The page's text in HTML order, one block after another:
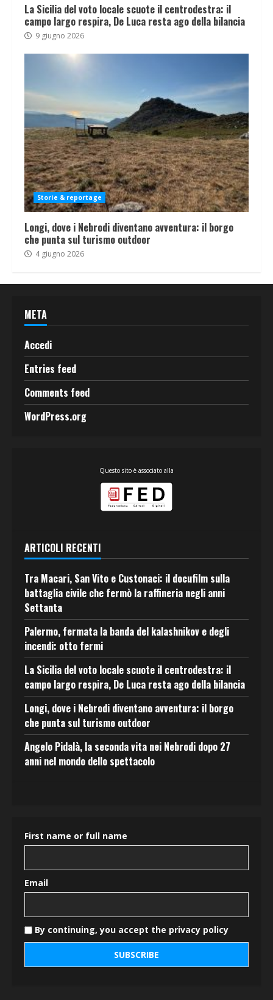
La Sicilia del voto locale scuote il centrodestra: il
campo largo respira, De Luca resta ago della bilancia
9 giugno 2026
Storie & reportage
Longi, dove i Nebrodi diventano avventura: il borgo
che punta sul turismo outdoor
4 giugno 2026
META
Accedi
Entries feed
Comments feed
WordPress.org
Questo sito è associato alla
ARTICOLI RECENTI
Tra Macari, San Vito e Custonaci: il docufilm sulla
battaglia civile che fermò la raffineria negli anni
Settanta
Palermo, fermata la banda del kalashnikov e degli
incendi: otto fermi
La Sicilia del voto locale scuote il centrodestra: il
campo largo respira, De Luca resta ago della bilancia
Longi, dove i Nebrodi diventano avventura: il borgo
che punta sul turismo outdoor
Angelo Pidalà, la seconda vita nei Nebrodi dopo 27
anni nel mondo dello spettacolo
First name or full name
Email
By continuing, you accept the privacy policy